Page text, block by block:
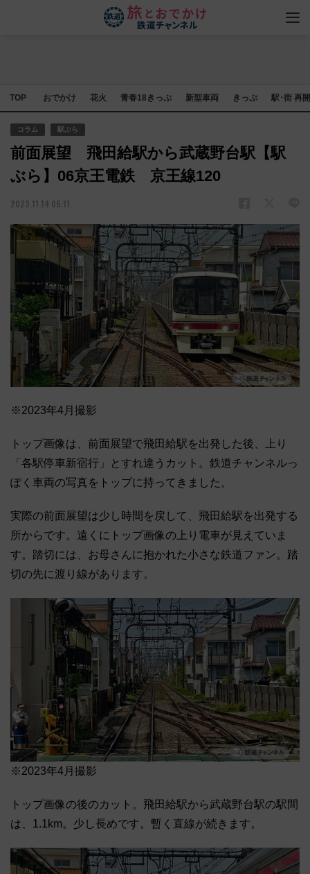
TOP おでかけ 花火 青春18きっぷ 新型車両 きっぷ 駅･街 再
コラム 駅ぶら
前面展望 飛田給駅から武蔵野台駅【駅
ぶら】06京王電鉄 京王線120
2023.11.14 06:11
※2023年4月撮影
トップ画像は、前面展望で飛田給駅を出発した後、上り
「各駅停車新宿行」とすれ違うカット。鉄道チャンネルっ
ぽく車両の写真をトップに持ってきました。
実際の前面展望は少し時間を戻して、飛田給駅を出発する
所からです。遠くにトップ画像の上り電車が見えていま
す。踏切には、お母さんに抱かれた小さな鉄道ファン。踏
切の先に渡り線があります。
※2023年4月撮影
トップ画像の後のカット。飛田給駅から武蔵野台駅の駅間
は、1.1km。少し長めです。暫く直線が続きます。